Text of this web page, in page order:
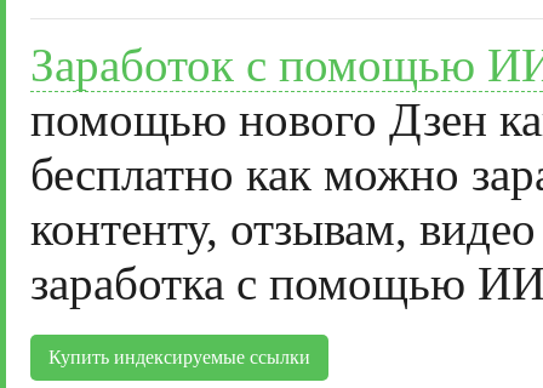
Заработок с помощью
помощью нового Дзен
бесплатно как можно
контенту, отзывам,
заработка с помощью
Купить индексируемые ссылки